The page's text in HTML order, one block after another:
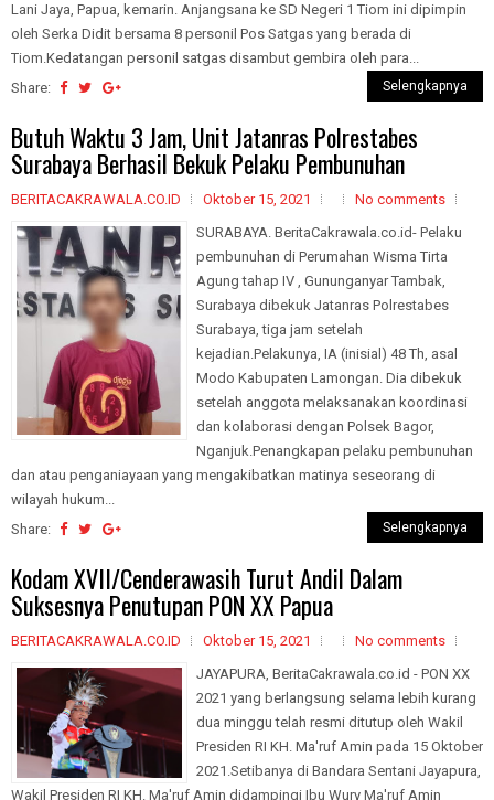
Lani Jaya, Papua, kemarin. Anjangsana ke SD Negeri 1 Tiom ini dipimpin
oleh Serka Didit bersama 8 personil Pos Satgas yang berada di
Tiom.Kedatangan personil satgas disambut gembira oleh para...
Share:
Selengkapnya
Butuh Waktu 3 Jam, Unit Jatanras Polrestabes
Surabaya Berhasil Bekuk Pelaku Pembunuhan
BERITACAKRAWALA.CO.ID Oktober 15, 2021
No comments
SURABAYA. BeritaCakrawala.co.id- Pelaku
pembunuhan di Perumahan Wisma Tirta
Agung tahap IV , Gununganyar Tambak,
Surabaya dibekuk Jatanras Polrestabes
Surabaya, tiga jam setelah
kejadian.Pelakunya, IA (inisial) 48 Th, asal
Modo Kabupaten Lamongan. Dia dibekuk
setelah anggota melaksanakan koordinasi
dan kolaborasi dengan Polsek Bagor,
Nganjuk.Penangkapan pelaku pembunuhan
dan atau penganiayaan yang mengakibatkan matinya seseorang di
wilayah hukum...
Share:
Selengkapnya
Kodam XVII/Cenderawasih Turut Andil Dalam
Suksesnya Penutupan PON XX Papua
BERITACAKRAWALA.CO.ID Oktober 15, 2021
No comments
JAYAPURA, BeritaCakrawala.co.id - PON XX
2021 yang berlangsung selama lebih kurang
dua minggu telah resmi ditutup oleh Wakil
Presiden RI KH. Ma'ruf Amin pada 15 Oktober
2021.Setibanya di Bandara Sentani Jayapura,
Wakil Presiden RI KH. Ma'ruf Amin didampingi Ibu Wury Ma'ruf Amin